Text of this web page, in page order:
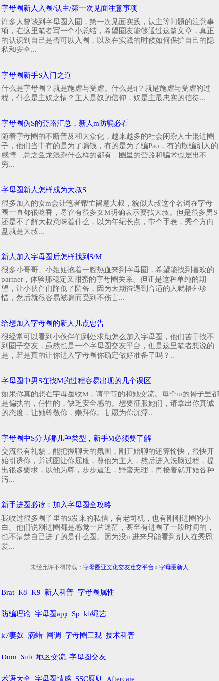
字母圈新人入圈/认主/第一次见面注意事项
许多人曾谈到字母圈入圈，第一次见面实践，认主等问题的注意事
项，在这里笔者写一个小总结，希望圈友能够通过这篇文章，真正
的认识到自己是否可以入圈，以及在实践的时候如何保护自己的隐
私和安全...
字母圈新手S入门之道
什么是字母圈？就是施虐与受虐。什么是tj？就是施虐与受虐的过
程，什么是主奴之情？主人是奴的信仰，奴是主最忠实的信徒...
字母圈伪S的套路汇总，新人m防骗必看
随着字母圈的不断普及和大众化，越来越多的社会闲杂人士混进圈
子，他们当中有的是为了骗钱，有的是为了骗Pao，有的欺骗别人的
感情，总之鱼龙混杂什么样的都有，圈里的套路和骗术也层出不
穷...
字母圈新人怎样成为大叔S
很多加入的女m会让笔者帮忙留意大叔，貌似大叔这个名词在字母
圈一直都很吃香，尽管有很多女M明确表示要找大叔。但是很多男S
还是不了解大叔意味着什么，以为年纪长点，带个手表，秀个方向
盘就是大叔...
新人加入字母圈后怎样找到S/M
很多小哥哥、小姐姐抱着一腔热血来到字母圈，希望能找到喜欢的
partner，体验那稳定又甜蜜的字母圈关系。但正是这种单纯的期
望，让小伙伴们降低了防备，因为太期待遇到合适的人就格外珍
惜，然后就很容易被骗而受到不伤害...
给想加入字母圈的新人几点忠告
很经常可以看到小伙伴们到处求助怎么加入字母圈，他们苦于找不
到圈子交友，虽然也是一个字母圈交友平台，但是这里笔者想说的
是，若是真的让你进入字母圈你确定做好准备了吗？...
字母圈中男S在找M的过程容易出现的几个误区
如果你真的想在字母圈收M，请平等的和她交流。每个m的骨子里都
是偏执的，任性的，缺乏安全感的。想要征服她们，请拿出你真诚
的态度，让她尊敬你，崇拜你。甘愿为你沉浮...
字母圈中S分为哪几种类型，新手M必须要了解
交流很有礼貌，能把握聊天的氛围，刚开始聊的还算愉快，很快开
始引诱你，并试图让你屈服，尊他为主人，然后进入洗脑过程，提
出很多要求，以他为尊，步步逼近，野蛮无理，再接着就开始各种
污...
新手进圈必读：加入字母圈全攻略
我收过很多圈子里的S发来的私信，有老司机，也有刚刚进圈的小
白。他们说刚进圈都是感觉一片迷茫，甚至有进圈了一段时间的，
也不清楚自己进了的是什么圈。因为没m进来只能看到别人在秀恩
爱...
未经允许不得转载： 字母圈亚文化交友社交平台 » 字母圈新人
Brat K8 K9 新人科普 字母圈属性
防骗理论 字母圈app Sp kb绳艺
k7妻奴 滴蜡 网调 字母圈三观 技术科普
Dom Sub 地区交流 字母圈交友
术语大全 字母圈情感 SSC原则 Aftercare